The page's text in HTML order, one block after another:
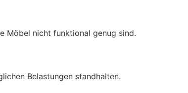
Möbel nicht funktional genug sind.
Belastungen standhalten.